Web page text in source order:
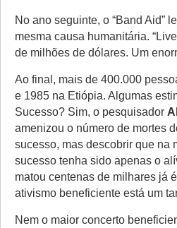
No ano seguinte, o “Band Aid”
mesma causa humanitária.
de milhões de dólares. Um
Ao final, mais de 400.000
e 1985 na Etiópia. Algumas
Sucesso? Sim, o pesquisador
amenizou o número de mortes
sucesso, mas descobrir que na
sucesso tenha sido apenas o
matou centenas de milhares já
ativismo beneficiente está um
Nem o maior concerto